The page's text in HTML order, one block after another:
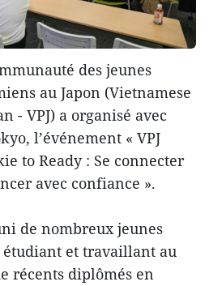
des jeunes
au Japon (Vietnamese
- VPJ) a organisé avec
l’événement « VPJ
to Ready : Se connecter
avec confiance ».
de nombreux jeunes
et travaillant au
récents diplômés en